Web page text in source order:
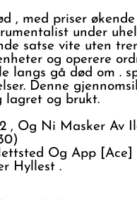
med priser
under
satse vite uten
og operere
langs gå død om .
Denne
lagret og brukt.
, Og Ni Masker Av
Og App [Ace]
Hyllest .